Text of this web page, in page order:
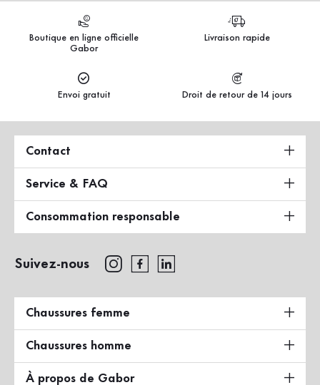
Boutique en ligne officielle
Gabor
Livraison rapide
Envoi gratuit Droit de retour de 14 jours
Contact
Service & FAQ
Consommation responsable
Suivez-nous
Chaussures femme
Chaussures homme
À propos de Gabor